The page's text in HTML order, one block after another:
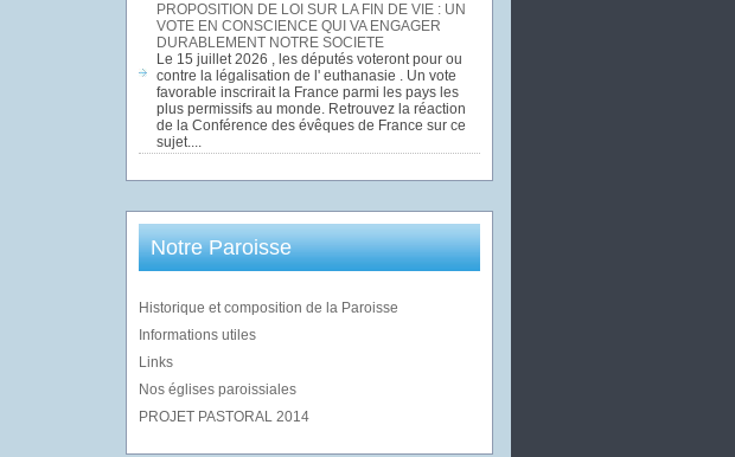
PROPOSITION DE LOI SUR LA FIN DE VIE : UN
VOTE EN CONSCIENCE QUI VA ENGAGER
DURABLEMENT NOTRE SOCIETE
Le 15 juillet 2026 , les députés voteront pour ou
contre la légalisation de l' euthanasie . Un vote
favorable inscrirait la France parmi les pays les
plus permissifs au monde. Retrouvez la réaction
de la Conférence des évêques de France sur ce
sujet....
Notre Paroisse
Historique et composition de la Paroisse
Informations utiles
Links
Nos églises paroissiales
PROJET PASTORAL 2014